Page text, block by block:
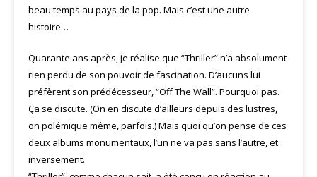
beau temps au pays de la pop. Mais c’est une autre
histoire…
Quarante ans après, je réalise que “Thriller” n’a absolument
rien perdu de son pouvoir de fascination. D’aucuns lui
préfèrent son prédécesseur, “Off The Wall”. Pourquoi pas.
Ça se discute. (On en discute d’ailleurs depuis des lustres,
on polémique même, parfois.) Mais quoi qu’on pense de ces
deux albums monumentaux, l’un ne va pas sans l’autre, et
inversement.